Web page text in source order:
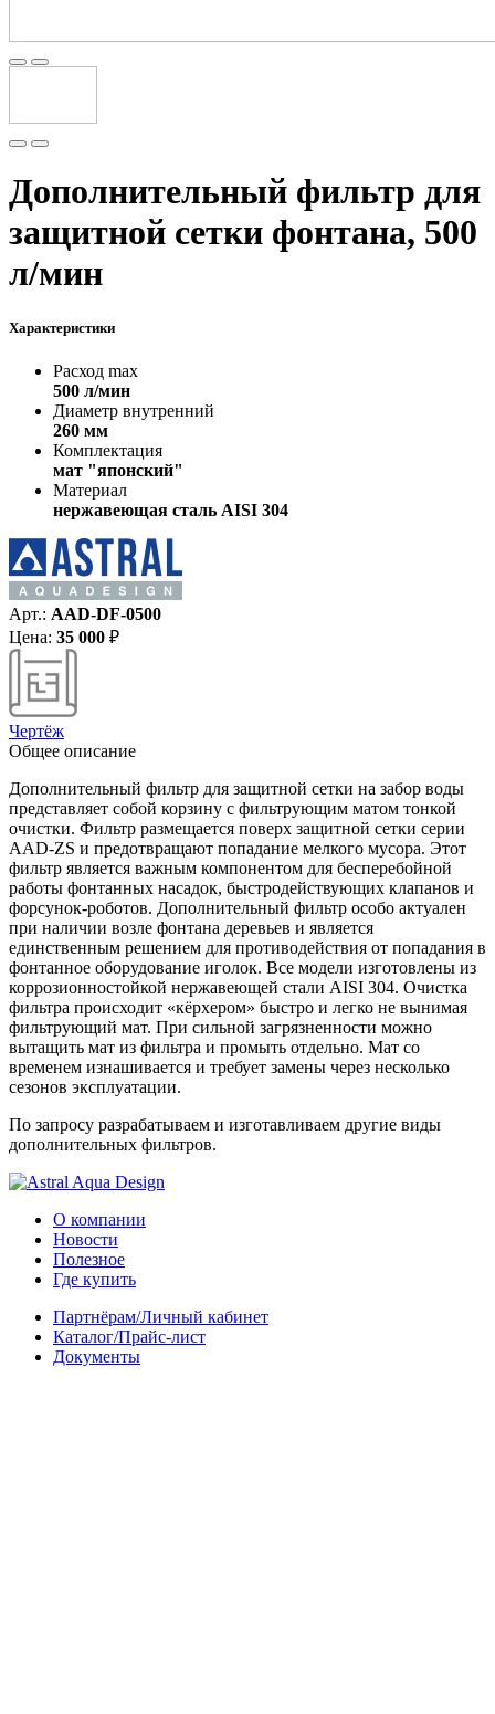
Дополнительный фильтр для
защитной сетки фонтана, 500
л/мин
Характеристики
Расход max
500 л/мин
Диаметр внутренний
260 мм
Комплектация
мат "японский"
Материал
нержавеющая сталь AISI 304
Арт.: AAD-DF-0500
Цена: 35 000 ₽
Чертёж
Общее описание
Дополнительный фильтр для защитной сетки на забор воды
представляет собой корзину с фильтрующим матом тонкой
очистки. Фильтр размещается поверх защитной сетки серии
AAD-ZS и предотвращают попадание мелкого мусора. Этот
фильтр является важным компонентом для бесперебойной
работы фонтанных насадок, быстродействующих клапанов и
форсунок-роботов. Дополнительный фильтр особо актуален
при наличии возле фонтана деревьев и является
единственным решением для противодействия от попадания в
фонтанное оборудование иголок. Все модели изготовлены из
коррозионностойкой нержавеющей стали AISI 304. Очистка
фильтра происходит «кёрхером» быстро и легко не вынимая
фильтрующий мат. При сильной загрязненности можно
вытащить мат из фильтра и промыть отдельно. Мат со
временем изнашивается и требует замены через несколько
сезонов эксплуатации.
По запросу разрабатываем и изготавливаем другие виды
дополнительных фильтров.
О компании
Новости
Полезное
Где купить
Партнёрам/Личный кабинет
Каталог/Прайс-лист
Документы